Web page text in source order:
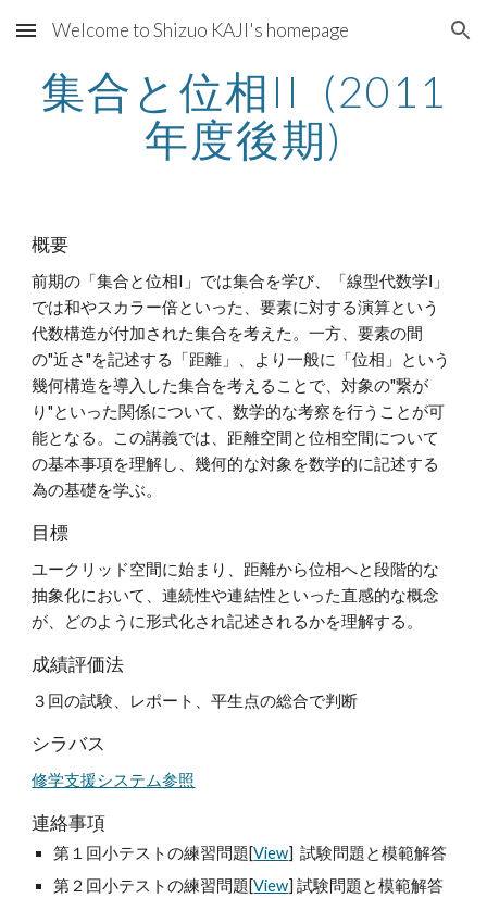
Skip to main content Skip to navigation
Welcome to Shizuo KAJI's homepage
集合と位相II  (2011
年度後期)
概要
前期の「集合と位相I」では集合を学び、「線型代数学Ⅰ」
では和やスカラー倍といった、要素に対する演算という
代数構造が付加された集合を考えた。一方、要素の間
の"近さ"を記述する「距離」、より一般に「位相」という
幾何構造を導入した集合を考えることで、対象の"繋が
り"といった関係について、数学的な考察を行うことが可
能となる。この講義では、距離空間と位相空間について
の基本事項を理解し、幾何的な対象を数学的に記述する
為の基礎を学ぶ。
目標
ユークリッド空間に始まり、距離から位相へと段階的な
抽象化において、連続性や連結性といった直感的な概念
が、どのように形式化され記述されるかを理解する。
成績評価法
３回の試験、レポート、平生点の総合で判断
シラバス
修学支援システム参照
連絡事項
第１回小テストの練習問題[View]  試験問題と模範解答
第２回小テストの練習問題[View] 試験問題と模範解答